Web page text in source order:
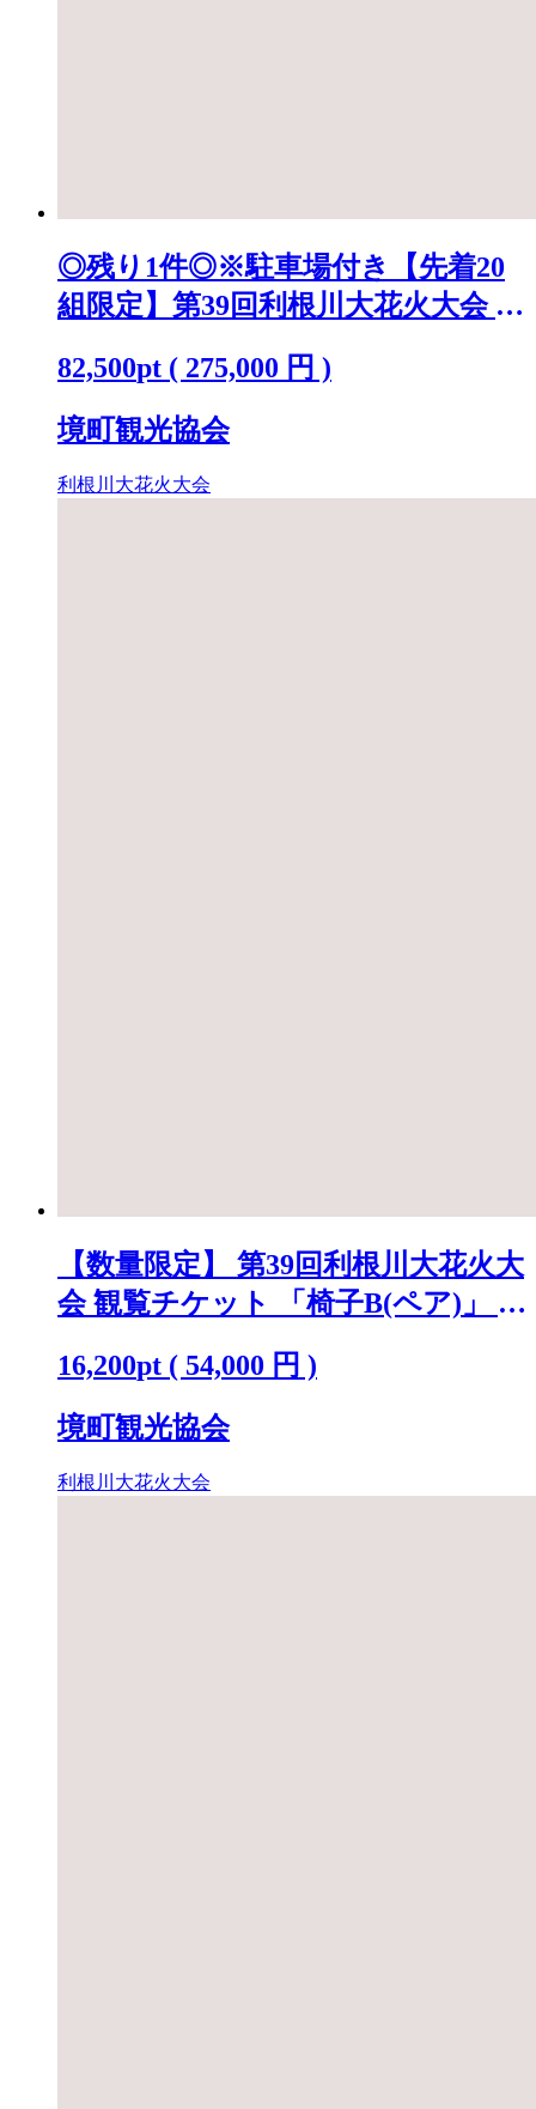
◎残り1件◎※駐車場付き【先着20
組限定】第39回利根川大花火大会 観
(ペア)] K2442
82,500pt ( 275,000 円 )
境町観光協会
利根川大花火大会
【数量限定】 第39回利根川大花火大
会 観覧チケット 「椅子B(ペア)」 ※
16,200pt ( 54,000 円 )
境町観光協会
利根川大花火大会